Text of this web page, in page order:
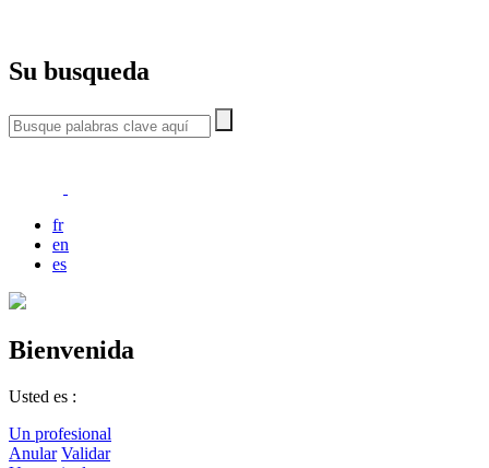
Su busqueda
fr
en
es
Bienvenida
Usted es :
Un profesional
Anular Validar